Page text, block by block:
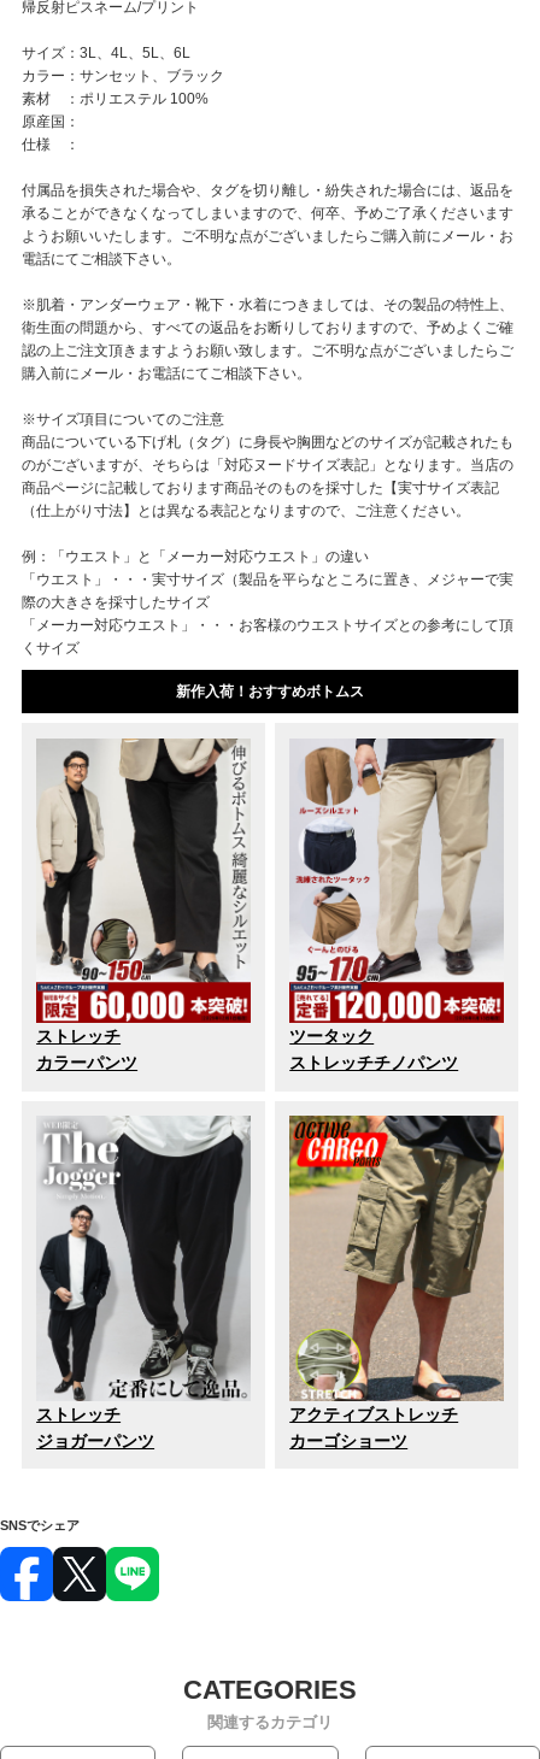
帰反射ピスネーム/プリント
サイズ：3L、4L、5L、6L
カラー：サンセット、ブラック
素材 ：ポリエステル 100%
原産国：
仕様 ：
付属品を損失された場合や、タグを切り離し・紛失された場合には、返品を
承ることができなくなってしまいますので、何卒、予めご了承くださいます
ようお願いいたします。ご不明な点がございましたらご購入前にメール・お
電話にてご相談下さい。
※肌着・アンダーウェア・靴下・水着につきましては、その製品の特性上、
衛生面の問題から、すべての返品をお断りしておりますので、予めよくご確
認の上ご注文頂きますようお願い致します。ご不明な点がございましたらご
購入前にメール・お電話にてご相談下さい。
※サイズ項目についてのご注意
商品についている下げ札（タグ）に身長や胸囲などのサイズが記載されたも
のがございますが、そちらは「対応ヌードサイズ表記」となります。当店の
商品ページに記載しております商品そのものを採寸した【実寸サイズ表記
（仕上がり寸法】とは異なる表記となりますので、ご注意ください。
例：「ウエスト」と「メーカー対応ウエスト」の違い
「ウエスト」・・・実寸サイズ（製品を平らなところに置き、メジャーで実
際の大きさを採寸したサイズ
「メーカー対応ウエスト」・・・お客様のウエストサイズとの参考にして頂
くサイズ
新作入荷！おすすめボトムス
ストレッチ
カラーパンツ
ツータック
ストレッチチノパンツ
ストレッチ
ジョガーパンツ
アクティブストレッチ
カーゴショーツ
SNSでシェア
関連するカテゴリ